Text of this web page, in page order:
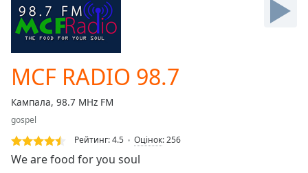
Skip
Forward
Mute
Loaded:
0.00%
Stream
Type
MCF RADIO 98.7
Кампала, 98.7 MHz FM
gospel
Рейтинг:4.5 Оцінок:256
We are food for you soul